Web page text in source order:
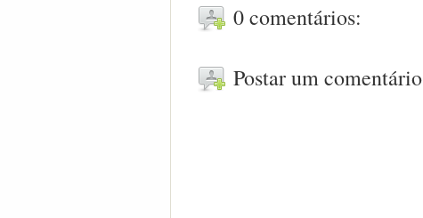
0 comentários:
Postar um comentário